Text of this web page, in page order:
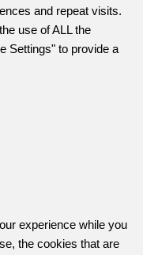
and repeat visits.
use of ALL the
Settings" to provide a
experience while you
the cookies that are